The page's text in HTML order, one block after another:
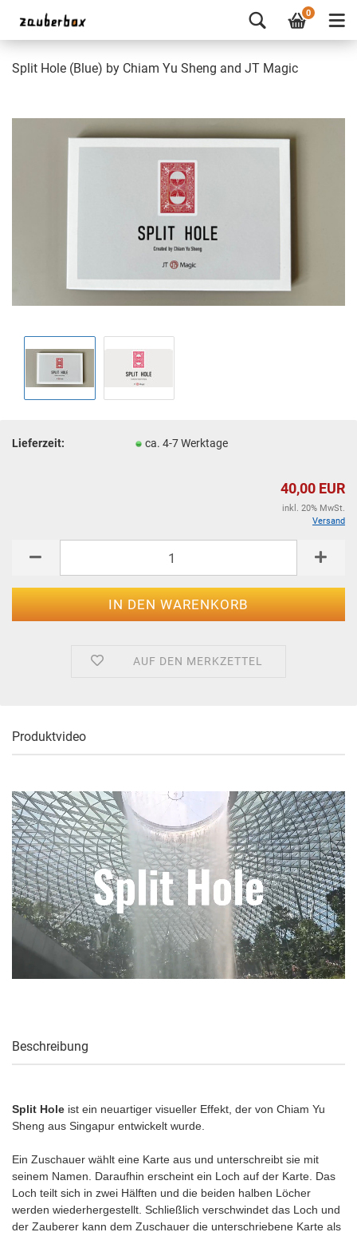
0
Split Hole (Blue) by Chiam Yu Sheng and JT Magic
Lieferzeit: ca. 4-7 Werktage
40,00 EUR
inkl. 20% MwSt.
Versand
AUF DEN MERKZETTEL
Produktvideo
Beschreibung
Split Hole ist ein neuartiger visueller Effekt, der von Chiam Yu
Sheng aus Singapur entwickelt wurde.
Ein Zuschauer wählt eine Karte aus und unterschreibt sie mit
seinem Namen. Daraufhin erscheint ein Loch auf der Karte. Das
Loch teilt sich in zwei Hälften und die beiden halben Löcher
werden wiederhergestellt. Schließlich verschwindet das Loch und
der Zauberer kann dem Zuschauer die unterschriebene Karte als